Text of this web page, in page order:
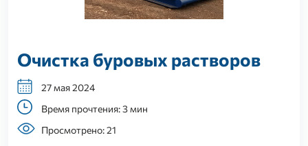
Очистка буровых растворов
27 мая 2024
Время прочтения: 3 мин
Просмотрено: 21